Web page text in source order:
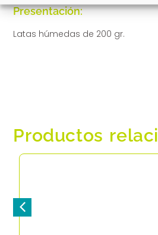
Presentación:
Latas húmedas de 200 gr.
Productos